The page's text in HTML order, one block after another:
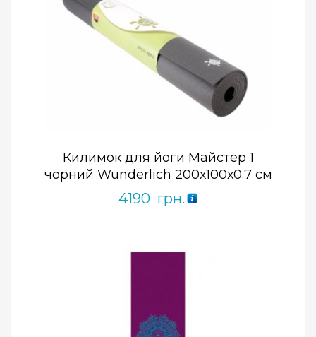
Килимок для йоги Майстер 1
чорний Wunderlich 200х100х0.7 см
4190 грн.
ПРИДБАТИ
Add to Wishlist